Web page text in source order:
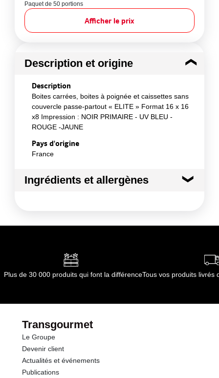
Paquet de 50 portions
Afficher le prix
Description et origine
Description
Boites carrées, boites à poignée et caissettes sans
couvercle passe-partout « ELITE » Format 16 x 16
x8 Impression : NOIR PRIMAIRE - UV BLEU -
ROUGE -JAUNE
Pays d'origine
France
Ingrédients et allergènes
Conformément aux informations transmises
Plus de 30 000 produits qui font la différenceTous vos produits livrés
Transgourmet
Le Groupe
Devenir client
Actualités et événements
Publications